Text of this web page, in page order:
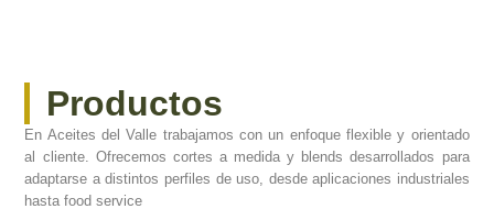
Productos
En Aceites del Valle trabajamos con un enfoque flexible y orientado
al cliente. Ofrecemos cortes a medida y blends desarrollados para
adaptarse a distintos perfiles de uso, desde aplicaciones industriales
hasta food service